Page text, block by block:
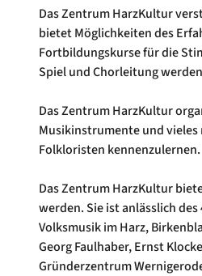
Das Zentrum HarzKultur
bietet Möglichkeiten des
Fortbildungskurse für die
Spiel und Chorleitung
Das Zentrum HarzKultur
Musikinstrumente und
Folkloristen kennenzulernen.
Das Zentrum HarzKultur
werden. Sie ist anlässlich
Volksmusik im Harz,
Georg Faulhaber, Ernst
Gründerzentrum